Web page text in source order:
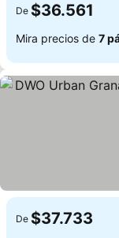
De $36.561
Mira precios de 7
De $37.733